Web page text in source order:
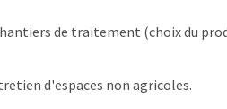
de traitement (choix du
d'espaces non agricoles.